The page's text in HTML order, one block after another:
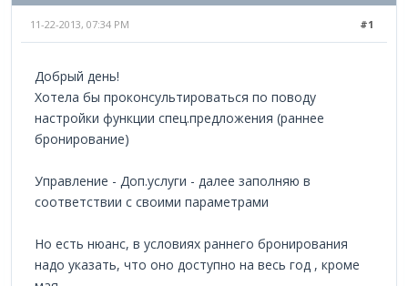
#1
11-22-2013, 07:34 PM
Добрый день!
Хотела бы проконсультироваться по поводу
настройки функции спец.предложения (раннее
бронирование)
Управление - Доп.услуги - далее заполняю в
соответствии с своими параметрами
Но есть нюанс, в условиях раннего бронирования
надо указать, что оно доступно на весь год , кроме